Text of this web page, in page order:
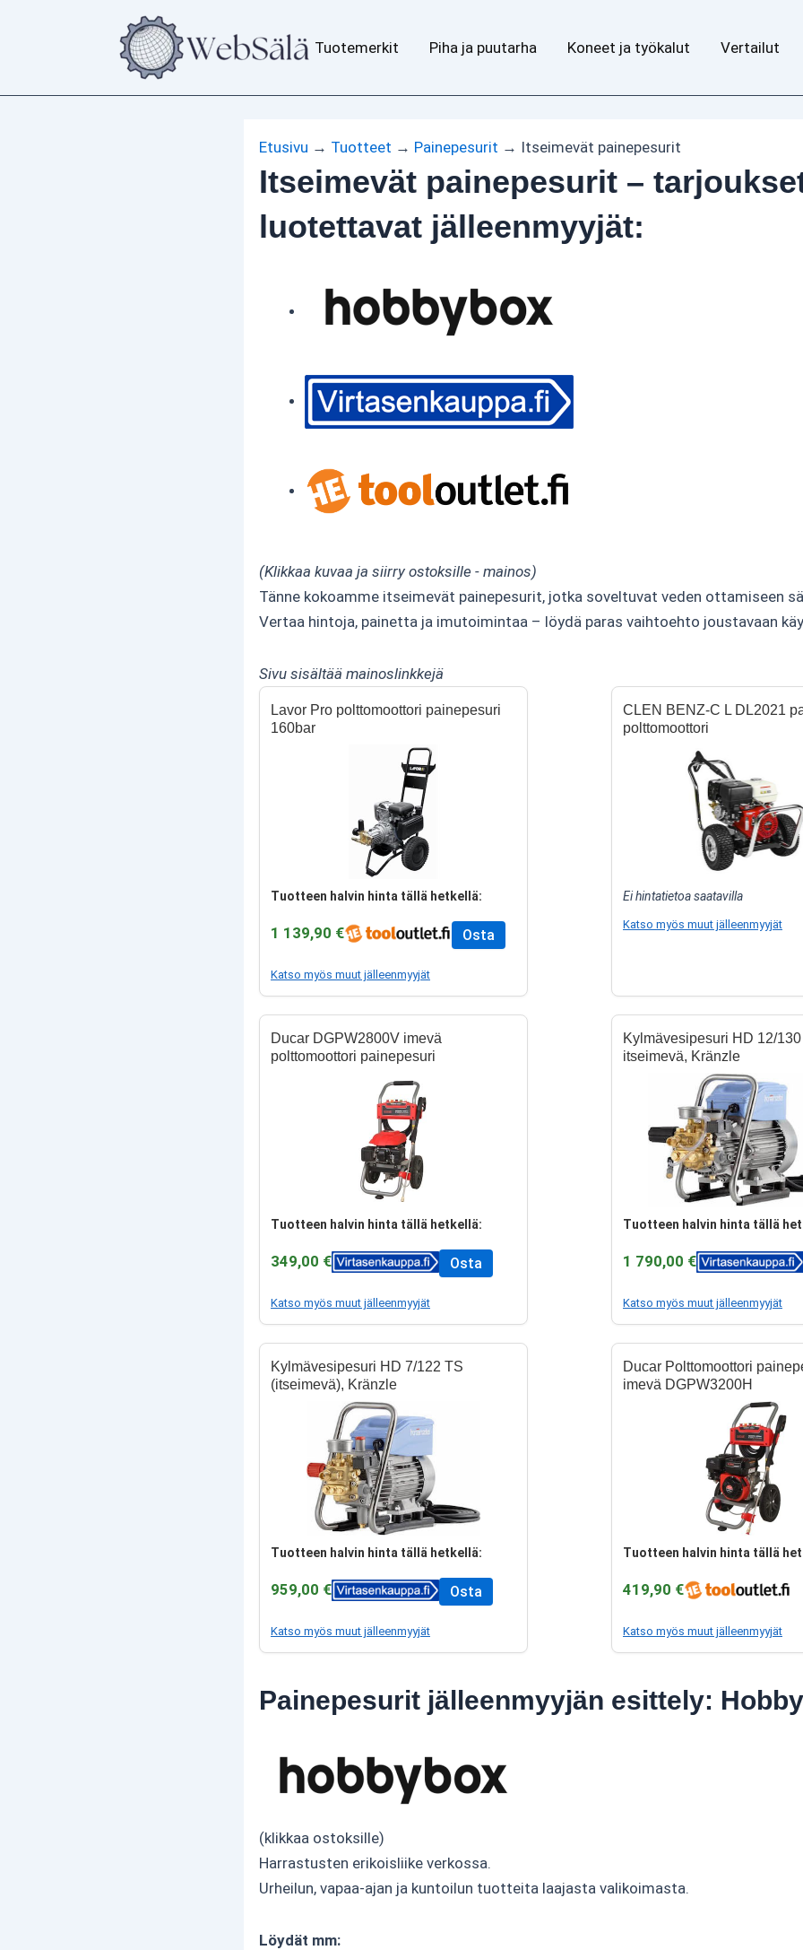
Tuotemerkit Piha ja puutarha Koneet ja työkalut Vertailut
Etusivu → Tuotteet → Painepesurit → Itseimevät painepesurit
Itseimevät painepesurit –
luotettavat jälleenmyyjät:
(Klikkaa kuvaa ja siirry ostoksille - mainos)
Tänne kokoamme itseimevät painepesurit, jotka soveltuvat veden ottamiseen
Vertaa hintoja, painetta ja imutoimintaa – löydä paras vaihtoehto joustavaan
Sivu sisältää mainoslinkkejä
Lavor Pro polttomoottori painepesuri
160bar
Tuotteen halvin hinta tällä hetkellä:
1 139,90 € Osta
Katso myös muut jälleenmyyjät
CLEN BENZ-C L DL2021
polttomoottori
Ei hintatietoa saatavilla
Katso myös muut jälleenmyyjät
Ducar DGPW2800V imevä
polttomoottori painepesuri
Tuotteen halvin hinta tällä hetkellä:
349,00 € Osta
Katso myös muut jälleenmyyjät
Kylmävesipesuri HD 12/
itseimevä, Kränzle
Tuotteen halvin hinta tällä
1 790,00 €
Katso myös muut jälleenmyyjät
Kylmävesipesuri HD 7/122 TS
(itseimevä), Kränzle
Tuotteen halvin hinta tällä hetkellä:
959,00 € Osta
Katso myös muut jälleenmyyjät
Ducar Polttomoottori
imevä DGPW3200H
Tuotteen halvin hinta tällä
419,90 €
Katso myös muut jälleenmyyjät
Painepesurit jälleenmyyjän esittely:
(klikkaa ostoksille)
Harrastusten erikoisliike verkossa.
Urheilun, vapaa-ajan ja kuntoilun tuotteita laajasta valikoimasta.
Löydät mm: